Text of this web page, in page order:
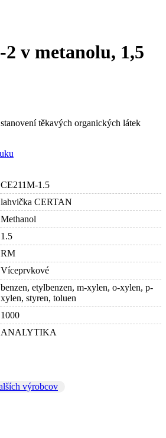
v metanolu, 1,5
těkavých organických látek
CE211M-1.5
lahvička CERTAN
Methanol
1.5
RM
Víceprvkové
benzen, etylbenzen, m-xylen, o-xylen, p-
xylen, styren, toluen
1000
ANALYTIKA
výrobcov